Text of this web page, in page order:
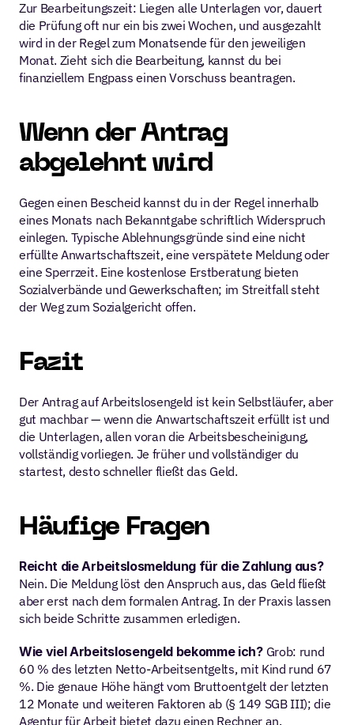
Zur Bearbeitungszeit: Liegen alle Unterlagen vor, dauert
die Prüfung oft nur ein bis zwei Wochen, und ausgezahlt
wird in der Regel zum Monatsende für den jeweiligen
Monat. Zieht sich die Bearbeitung, kannst du bei
finanziellem Engpass einen Vorschuss beantragen.
Wenn der Antrag
abgelehnt wird
Gegen einen Bescheid kannst du in der Regel innerhalb
eines Monats nach Bekanntgabe schriftlich Widerspruch
einlegen. Typische Ablehnungsgründe sind eine nicht
erfüllte Anwartschaftszeit, eine verspätete Meldung oder
eine Sperrzeit. Eine kostenlose Erstberatung bieten
Sozialverbände und Gewerkschaften; im Streitfall steht
der Weg zum Sozialgericht offen.
Fazit
Der Antrag auf Arbeitslosengeld ist kein Selbstläufer, aber
gut machbar — wenn die Anwartschaftszeit erfüllt ist und
die Unterlagen, allen voran die Arbeitsbescheinigung,
vollständig vorliegen. Je früher und vollständiger du
startest, desto schneller fließt das Geld.
Häufige Fragen
Reicht die Arbeitslosmeldung für die Zahlung aus?
Nein. Die Meldung löst den Anspruch aus, das Geld fließt
aber erst nach dem formalen Antrag. In der Praxis lassen
sich beide Schritte zusammen erledigen.
Wie viel Arbeitslosengeld bekomme ich? Grob: rund
60 % des letzten Netto-Arbeitsentgelts, mit Kind rund 67
%. Die genaue Höhe hängt vom Bruttoentgelt der letzten
12 Monate und weiteren Faktoren ab (§ 149 SGB III); die
Agentur für Arbeit bietet dazu einen Rechner an.